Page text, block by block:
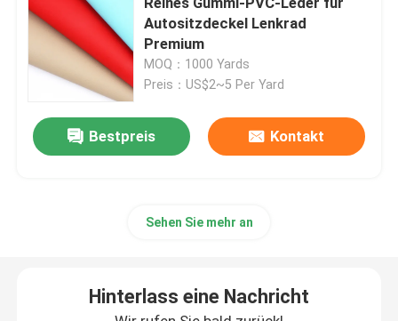
Verpackungsleder
Gewebe aus Silikonleder
Gewebe aus Leder
Autositzdeckel Lenkrad
Premium
MOQ：1000 Yards
Preis：US$2~5 Per Yard
Bestpreis Kontakt
Sehen Sie mehr an
Hinterlass eine Nachricht